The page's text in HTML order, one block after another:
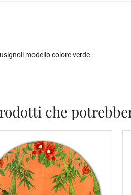
modello colore verde
che